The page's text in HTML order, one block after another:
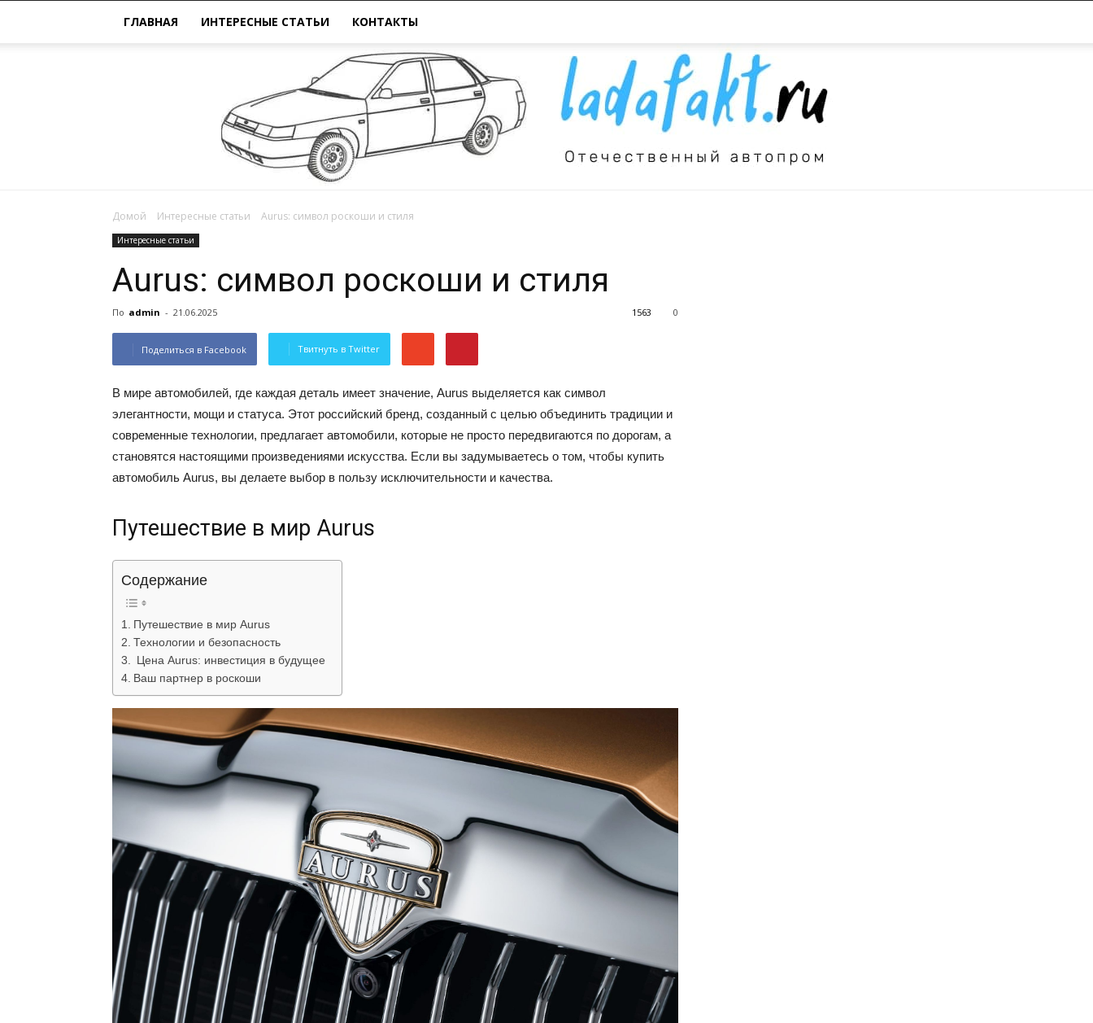
ГЛАВНАЯ ИНТЕРЕСНЫЕ СТАТЬИ КОНТАКТЫ
ВАЗ
Домой Интересные статьи Aurus: символ роскоши и стиля
Интересные статьи
Aurus: символ роскоши и стиля
По admin - 21.06.2025 0
1563
Поделиться в Facebook Твитнуть в Twitter
В мире автомобилей, где каждая деталь имеет значение, Aurus выделяется как символ
элегантности, мощи и статуса. Этот российский бренд, созданный с целью объединить традиции и
современные технологии, предлагает автомобили, которые не просто передвигаются по дорогам, а
становятся настоящими произведениями искусства. Если вы задумываетесь о том, чтобы купить
автомобиль Aurus, вы делаете выбор в пользу исключительности и качества.
Путешествие в мир Aurus
Содержание
Путешествие в мир Aurus
Технологии и безопасность
Цена Aurus: инвестиция в будущее
Ваш партнер в роскоши